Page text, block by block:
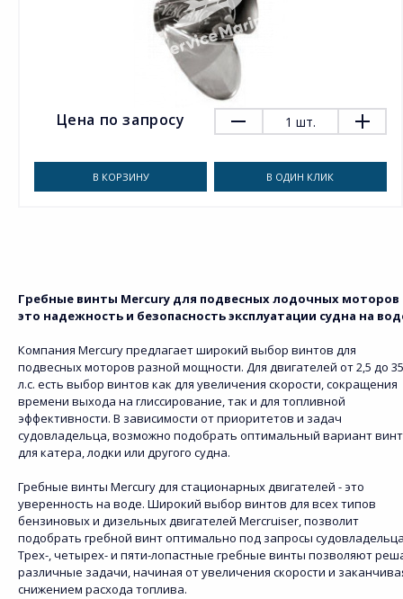
Цена по запросу 1 шт.
В КОРЗИНУ В ОДИН КЛИК
Гребные винты Mercury для подвесных лодочных моторов
это надежность и безопасность эксплуатации судна на
Компания Mercury предлагает широкий выбор винтов для
подвесных моторов разной мощности. Для двигателей от 2,5 до
л.с. есть выбор винтов как для увеличения скорости, сокращения
времени выхода на глиссирование, так и для топливной
эффективности. В зависимости от приоритетов и задач
судовладельца, возможно подобрать оптимальный вариант
для катера, лодки или другого судна.
Гребные винты Mercury для стационарных двигателей - это
уверенность на воде. Широкий выбор винтов для всех типов
бензиновых и дизельных двигателей Mercruiser, позволит
подобрать гребной винт оптимально под запросы
Трех-, четырех- и пяти-лопастные гребные винты позволяют
различные задачи, начиная от увеличения скорости и
снижением расхода топлива.